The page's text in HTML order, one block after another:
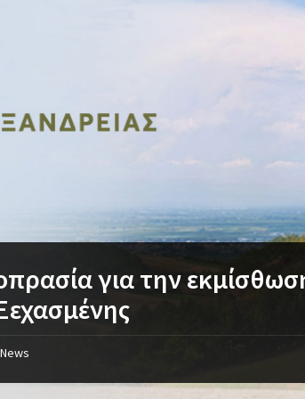
για την
News